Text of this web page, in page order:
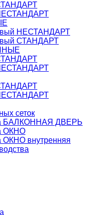
НЕСТАНДАРТ
СТАНДАРТ
сеток
БАЛКОННАЯ ДВЕРЬ
ОКНО
ОКНО внутренняя